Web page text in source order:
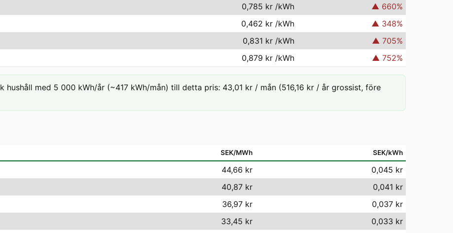
0,785 kr /kWh ▲ 660%
0,462 kr /kWh ▲ 348%
0,831 kr /kWh ▲ 705%
0,879 kr /kWh ▲ 752%
hushåll med 5 000 kWh/år (~417 kWh/mån) till detta pris: 43,01 kr / mån (516,16 kr / år grossist, före
SEK/MWh SEK/kWh
44,66 kr
0,045 kr
40,87 kr
0,041 kr
36,97 kr
0,037 kr
33,45 kr
0,033 kr